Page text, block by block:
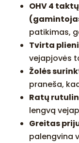
OHV 4
patikimas,
Tvirta
vejapjovės
Žolės
praneša,
Ratų
lengvą
Greitas
palengvina